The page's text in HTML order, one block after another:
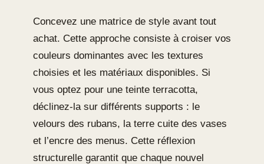
Concevez une matrice de style avant tout
achat. Cette approche consiste à croiser vos
couleurs dominantes avec les textures
choisies et les matériaux disponibles. Si
vous optez pour une teinte terracotta,
déclinez-la sur différents supports : le
velours des rubans, la terre cuite des vases
et l’encre des menus. Cette réflexion
structurelle garantit que chaque nouvel